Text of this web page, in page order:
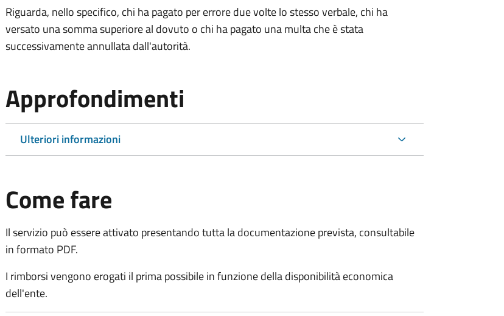
Riguarda, nello specifico, chi ha pagato per errore due volte lo stesso verbale, chi ha
versato una somma superiore al dovuto o chi ha pagato una multa che è stata
successivamente annullata dall'autorità.
Approfondimenti
Ulteriori informazioni
Come fare
Il servizio può essere attivato presentando tutta la documentazione prevista, consultabile
in formato PDF.
I rimborsi vengono erogati il prima possibile in funzione della disponibilità economica
dell'ente.